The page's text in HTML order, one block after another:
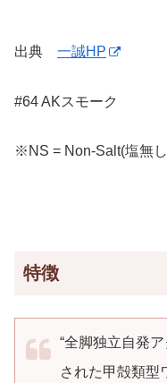
出典 一誠HP
#64 AKスモーク
※NS = Non-Salt(塩無
特徴
“全脚独立自発
された甲殻類型